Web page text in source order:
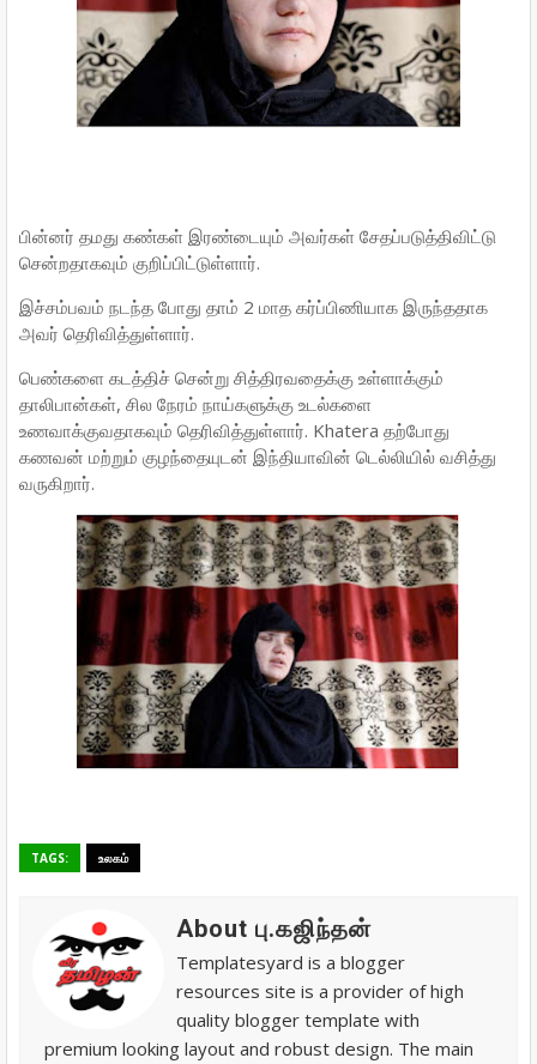
பின்னர் தமது கண்கள் இரண்டையும் அவர்கள் சேதப்படுத்திவிட்டு
சென்றதாகவும் குறிப்பிட்டுள்ளார்.
இச்சம்பவம் நடந்த போது தாம் 2 மாத கர்ப்பிணியாக இருந்ததாக
அவர் தெரிவித்துள்ளார்.
பெண்களை கடத்திச் சென்று சித்திரவதைக்கு உள்ளாக்கும்
தாலிபான்கள், சில நேரம் நாய்களுக்கு உடல்களை
உணவாக்குவதாகவும் தெரிவித்துள்ளார். Khatera தற்போது
கணவன் மற்றும் குழந்தையுடன் இந்தியாவின் டெல்லியில் வசித்து
வருகிறார்.
TAGS: உலகம்
About பு.கஜிந்தன்
Templatesyard is a blogger
resources site is a provider of high
quality blogger template with
premium looking layout and robust design. The main